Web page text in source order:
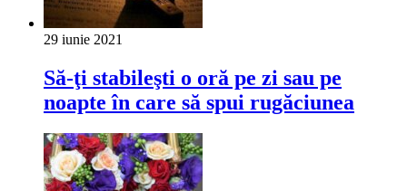
29 iunie 2021
Să-ţi stabileşti o oră pe zi sau pe
noapte în care să spui rugăciunea